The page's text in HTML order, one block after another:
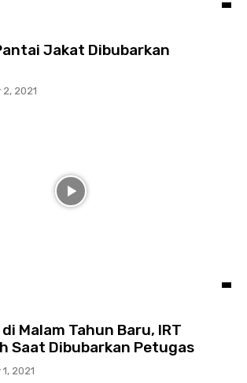
Jakat Dibubarkan
2021
Malam Tahun Baru, IRT
Saat Dibubarkan Petugas
2021